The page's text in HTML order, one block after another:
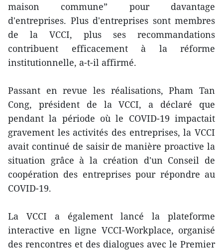
maison commune” pour davantage
d'entreprises. Plus d'entreprises sont membres
de la VCCI, plus ses recommandations
contribuent efficacement à la réforme
institutionnelle, a-t-il affirmé.
Passant en revue les réalisations, Pham Tan
Cong, président de la VCCI, a déclaré que
pendant la période où le COVID-19 impactait
gravement les activités des entreprises, la VCCI
avait continué de saisir de manière proactive la
situation grâce à la création d'un Conseil de
coopération des entreprises pour répondre au
COVID-19.
La VCCI a également lancé la plateforme
interactive en ligne VCCI-Workplace, organisé
des rencontres et des dialogues avec le Premier